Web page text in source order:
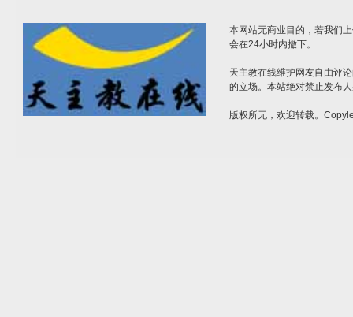
本网站无商业目的，若我们
会在24小时内撤下。
天主教在线维护网友自由评
的立场。本站绝对禁止发布
版权所无，欢迎转载。